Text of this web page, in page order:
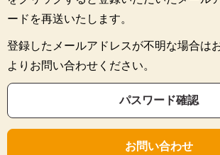
ードを再送いたします。
登録したメールアドレスが不明な場合は
よりお問い合わせください。
パスワード確認
お問い合わせ